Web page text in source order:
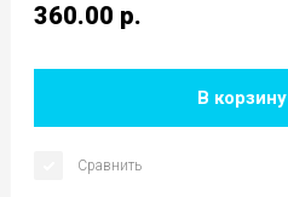
360.00 р.
В корзину
Сравнить